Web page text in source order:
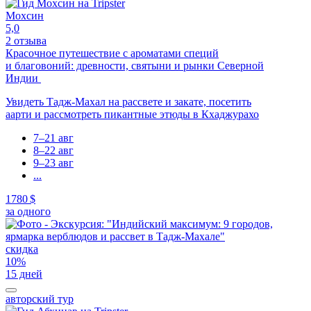
Мохсин
5,0
2 отзыва
Красочное путешествие с ароматами специй
и благовоний: древности, святыни и рынки Северной
Индии
Увидеть Тадж-Махал на рассвете и закате, посетить
аарти и рассмотреть пикантные этюды в Кхаджурахо
7–21 авг
8–22 авг
9–23 авг
...
1780 $
за одного
скидка
10%
15 дней
авторский тур